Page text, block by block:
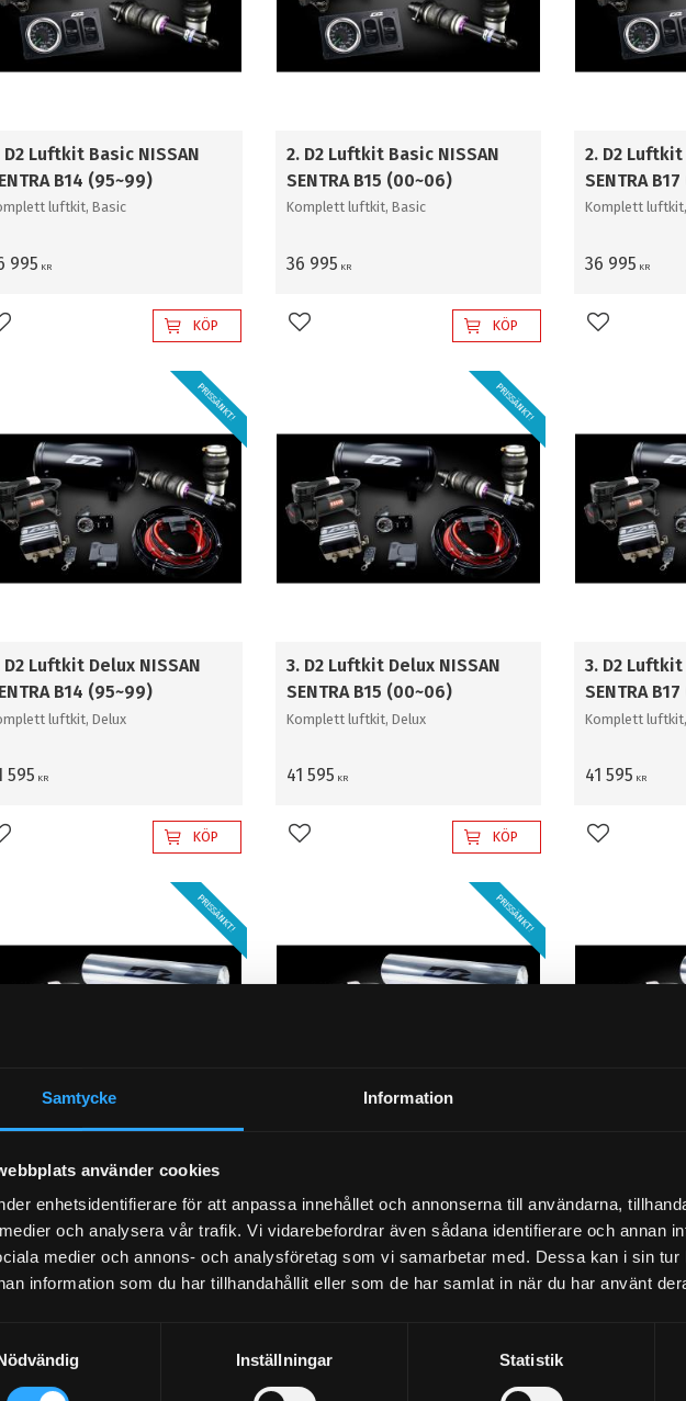
Samtycke Information
använder cookies
enhetsidentifierare för att anpassa innehållet och annonserna till användarna,
och analysera vår trafik. Vi vidarebefordrar även sådana identifierare och annan
medier och annons- och analysföretag som vi samarbetar med. Dessa kan i sin tur
information som du har tillhandahållit eller som de har samlat in när du har använt
Inställningar Statistik
D2 Luftkit Basic NISSAN
B14 (95~99)
luftkit, Basic
995 KR
till i favoriter KÖP
2. D2 Luftkit Basic NISSAN
SENTRA B15 (00~06)
Komplett luftkit, Basic
36 995 KR
Lägg till i favoriter KÖP
2. D2 Luftkit
SENTRA
Komplett
36 995 KR
Lägg till i
D2 Luftkit Delux NISSAN
B14 (95~99)
luftkit, Delux
595 KR
PRISSÄNKT!
till i favoriter KÖP
3. D2 Luftkit Delux NISSAN
SENTRA B15 (00~06)
Komplett luftkit, Delux
41 595 KR
PRISSÄNKT!
Lägg till i favoriter KÖP
3. D2 Luftkit
SENTRA
Komplett
41 595 KR
Lägg till i
D2 Luftkit Pro NISSAN
B14 (95~99)
luftkit, Professional
995KR
PRISSÄNKT!
till i favoriter
SENTRA B15 (00~06)
Komplett luftkit, Professional
48 995KR
PRISSÄNKT!
Lägg till i favoriter
SENTRA
Komplett
48 995KR
Lägg till i